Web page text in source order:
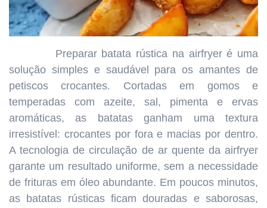
Preparar batata rústica na airfryer é uma
solução simples e saudável para os amantes de
petiscos crocantes. Cortadas em gomos e
temperadas com azeite, sal, pimenta e ervas
aromáticas, as batatas ganham uma textura
irresistível: crocantes por fora e macias por dentro.
A tecnologia de circulação de ar quente da airfryer
garante um resultado uniforme, sem a necessidade
de frituras em óleo abundante. Em poucos minutos,
as batatas rústicas ficam douradas e saborosas,